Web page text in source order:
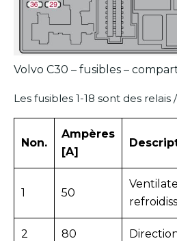
Volvo C30 – fusibles –
Les fusibles 1-18 sont des relais
Non.
Ampères
[A]
1 50
2 80